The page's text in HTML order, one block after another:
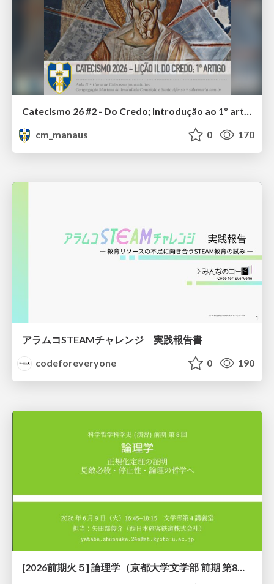
Catecismo 26 #2 - Do Credo; Introdução ao 1º artigo
cm_manaus
0 170
アラムコSTEAMチャレンジ 実践報告書
codeforeveryone
0 190
[2026前期火５] 論理学（京都大学文学部 前期 第8回）「正規化定理の証明」